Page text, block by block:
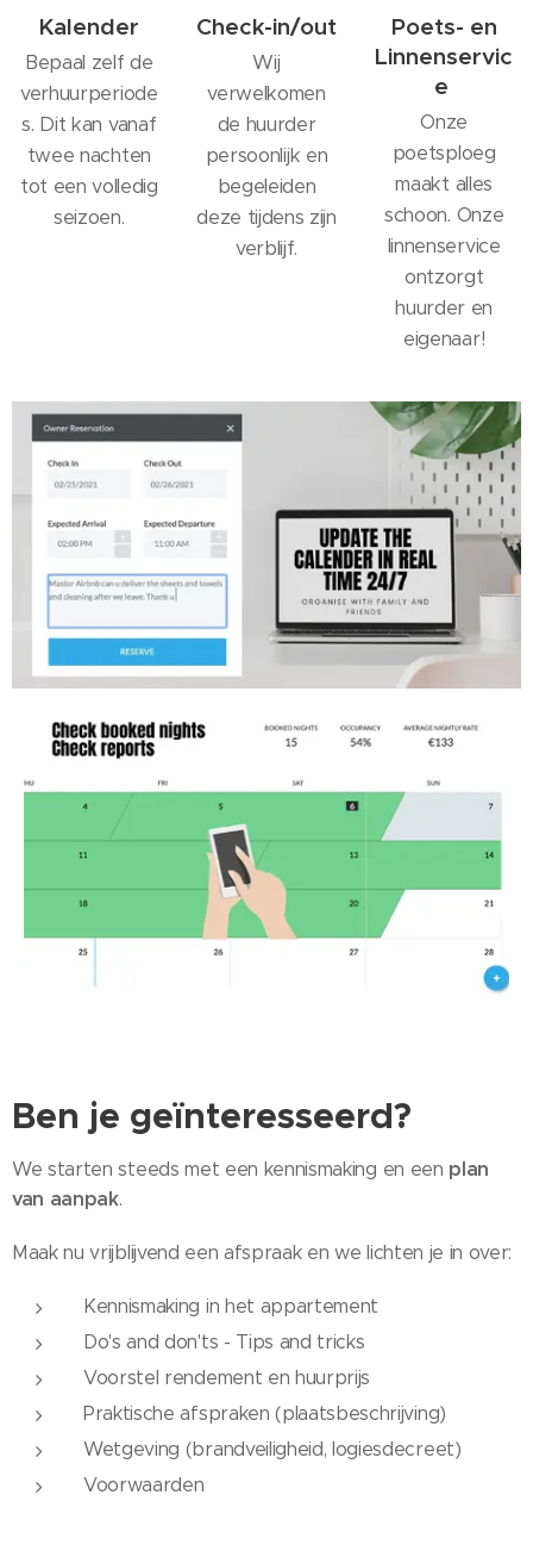
Kalender
Bepaal zelf de
verhuurperiode
s. Dit kan vanaf
twee nachten
tot een volledig
seizoen.
Check-in/out
Wij
verwelkomen
de huurder
persoonlijk en
begeleiden
deze tijdens zijn
verblijf.
Poets- en
Linnenservic
e
Onze
poetsploeg
maakt alles
schoon. Onze
linnenservice
ontzorgt
huurder en
eigenaar!
Ben je geïnteresseerd?
We starten steeds met een kennismaking en een plan
van aanpak.
Maak nu vrijblijvend een afspraak en we lichten je in over:
Kennismaking in het appartement
Do's and don'ts - Tips and tricks
Voorstel rendement en huurprijs
Praktische afspraken (plaatsbeschrijving)
Wetgeving (brandveiligheid, logiesdecreet)
Voorwaarden